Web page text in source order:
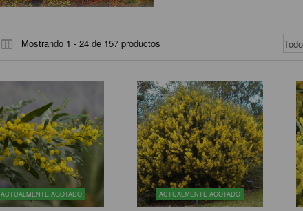
Mostrando 1 - 24 de 157 productos
ACTUALMENTE AGOTADO ACTUALMENTE AGOTADO